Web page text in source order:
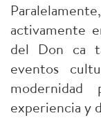
activamente
del Don ca
eventos
experiencia y